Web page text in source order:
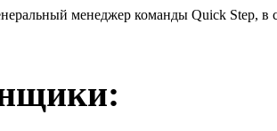
менеджер команды Quick Step, в